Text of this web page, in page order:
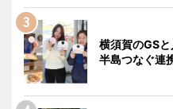
横須賀のGS
半島つなぐ連